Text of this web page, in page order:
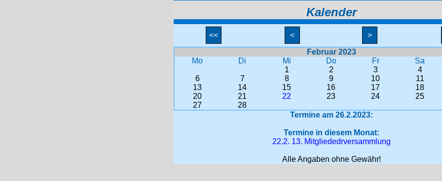
Kalender
<< < >
Februar 2023
Mo
Di Mi Do Fr Sa
1
2 3 4
6
7 8 9 10 11
13
14 15 16 17 18
20
21 22 23 24 25
27
28
Termine am 26.2.2023:
Termine in diesem Monat:
22.2. 13. Mitgliededrversammlung
Alle Angaben ohne Gewähr!